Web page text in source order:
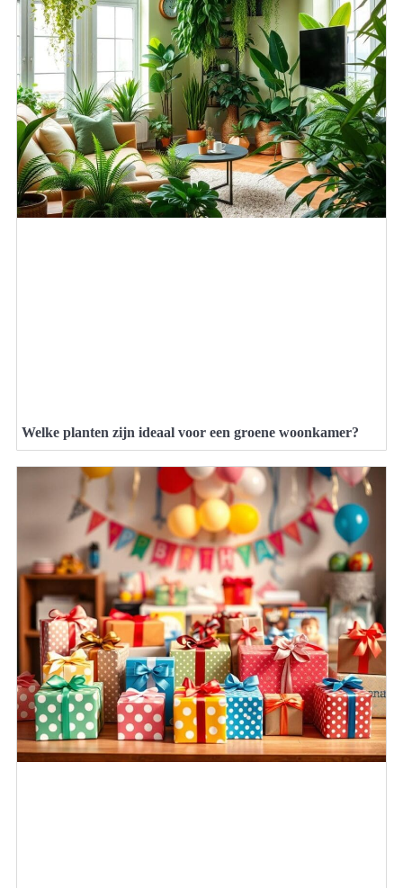
Welke planten zijn ideaal voor een groene woonkamer?